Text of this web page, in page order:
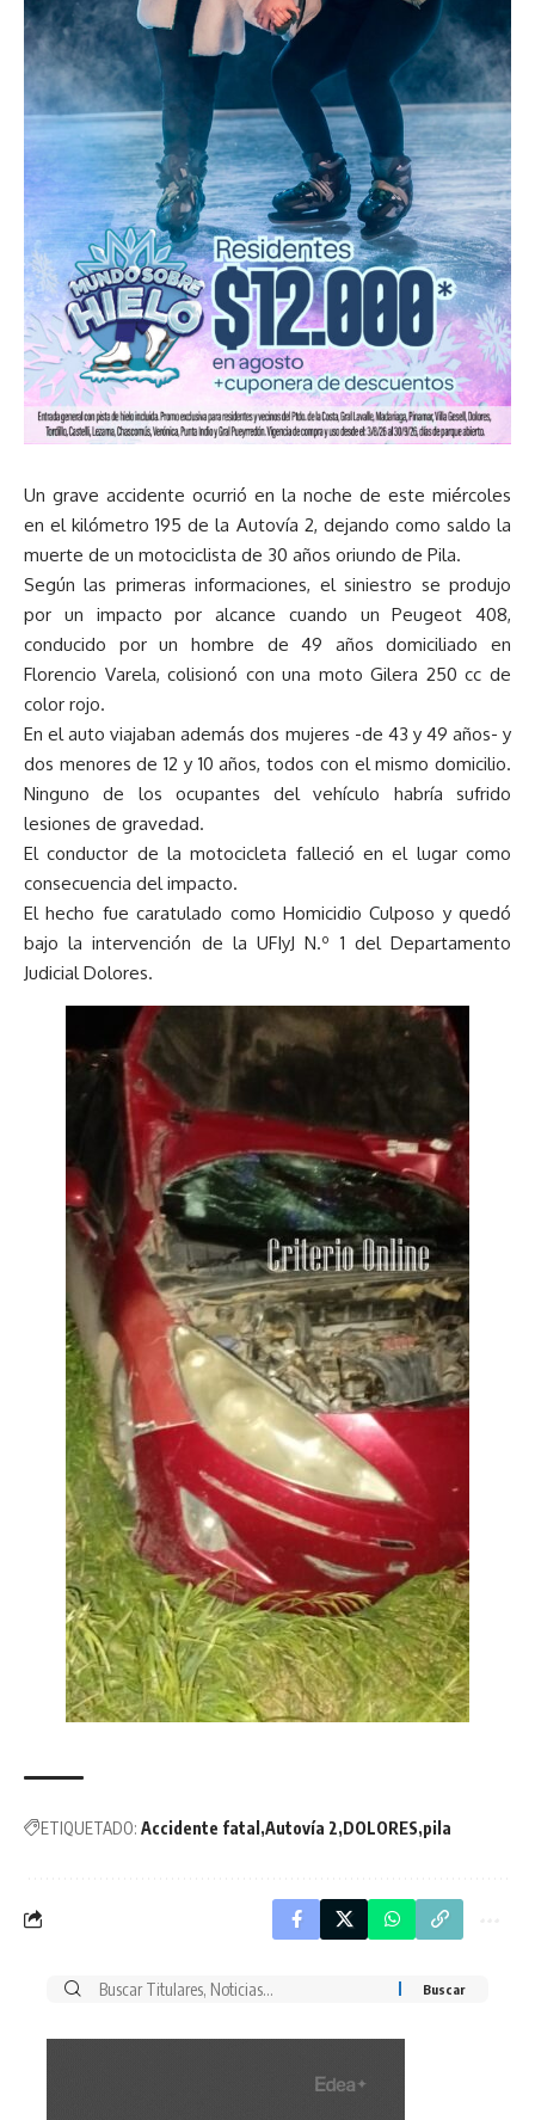
Un grave accidente ocurrió en la noche de este miércoles
en el kilómetro 195 de la Autovía 2, dejando como saldo la
muerte de un motociclista de 30 años oriundo de Pila.
Según las primeras informaciones, el siniestro se produjo
por un impacto por alcance cuando un Peugeot 408,
conducido por un hombre de 49 años domiciliado en
Florencio Varela, colisionó con una moto Gilera 250 cc de
color rojo.
En el auto viajaban además dos mujeres -de 43 y 49 años- y
dos menores de 12 y 10 años, todos con el mismo domicilio.
Ninguno de los ocupantes del vehículo habría sufrido
lesiones de gravedad.
El conductor de la motocicleta falleció en el lugar como
consecuencia del impacto.
El hecho fue caratulado como Homicidio Culposo y quedó
bajo la intervención de la UFIyJ N.º 1 del Departamento
Judicial Dolores.
ETIQUETADO: Accidente fatal Autovía 2 DOLORES pila
Buscar